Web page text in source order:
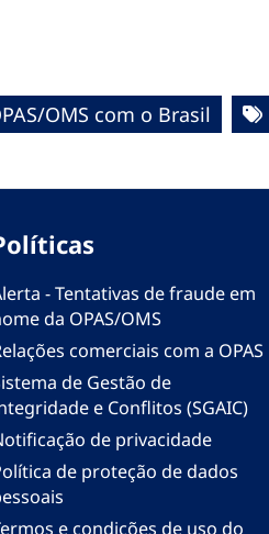
OMS com o Brasil
- Tentativas de fraude em
da OPAS/OMS
comerciais com a OPAS
de Gestão de
e Conflitos (SGAIC)
de privacidade
de proteção de dados
e condições de uso do